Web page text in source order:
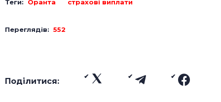
Теги: Оранта страхові виплати
Переглядів: 552
Поділитися: